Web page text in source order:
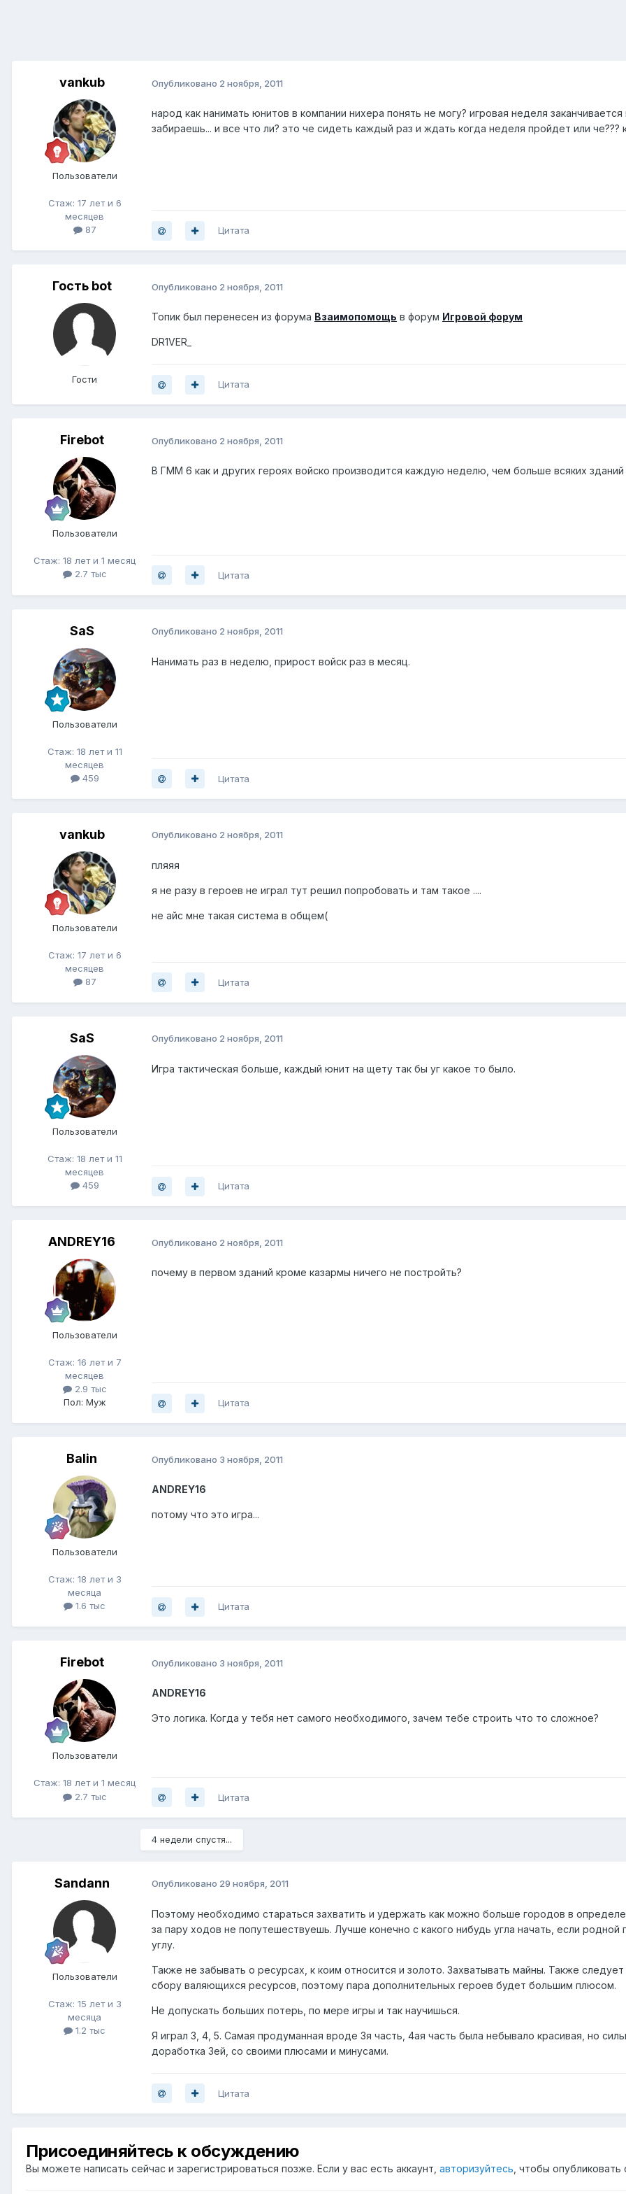
vankub
Пользователи
Стаж: 17 лет и 6
месяцев
87
Опубликовано 2 ноября, 2011
народ как нанимать юнитов в компании нихера понять не могу? игровая неделя
забираешь... и все что ли? это че сидеть каждый раз и ждать когда неделя пройдет или
Цитата
Гость bot
Гости
Опубликовано 2 ноября, 2011
Топик был перенесен из форума Взаимопомощь в форум Игровой форум
DR1VER_
Цитата
Firebot
Пользователи
Стаж: 18 лет и 1 месяц
2.7 тыс
Опубликовано 2 ноября, 2011
В ГММ 6 как и других героях войско производится каждую неделю, чем больше всяких
Цитата
SaS
Пользователи
Стаж: 18 лет и 11
месяцев
459
Опубликовано 2 ноября, 2011
Нанимать раз в неделю, прирост войск раз в месяц.
Цитата
vankub
Пользователи
Стаж: 17 лет и 6
месяцев
87
Опубликовано 2 ноября, 2011
пляяя
я не разу в героев не играл тут решил попробовать и там такое ....
не айс мне такая система в общем(
Цитата
SaS
Пользователи
Стаж: 18 лет и 11
месяцев
459
Опубликовано 2 ноября, 2011
Игра тактическая больше, каждый юнит на щету так бы уг какое то было.
Цитата
ANDREY16
Пользователи
Стаж: 16 лет и 7
месяцев
2.9 тыс
Пол: Муж
Опубликовано 2 ноября, 2011
почему в первом зданий кроме казармы ничего не постройть?
Цитата
Balin
Пользователи
Стаж: 18 лет и 3
месяца
1.6 тыс
Опубликовано 3 ноября, 2011
ANDREY16
потому что это игра...
Цитата
Firebot
Пользователи
Стаж: 18 лет и 1 месяц
2.7 тыс
Опубликовано 3 ноября, 2011
ANDREY16
Это логика. Когда у тебя нет самого необходимого, зачем тебе строить что то сложное?
Цитата
4 недели спустя...
Sandann
Пользователи
Стаж: 15 лет и 3
месяца
1.2 тыс
Опубликовано 29 ноября, 2011
Поэтому необходимо стараться захватить и удержать как можно больше городов в
за пару ходов не попутешествуешь. Лучше конечно с какого нибудь угла начать, если
углу.
Также не забывать о ресурсах, к коим относится и золото. Захватывать майны. Также
сбору валяющихся ресурсов, поэтому пара дополнительных героев будет большим плюсом.
Не допускать больших потерь, по мере игры и так научишься.
Я играл 3, 4, 5. Самая продуманная вроде 3я часть, 4ая часть была небывало красивая, но
доработка 3ей, со своими плюсами и минусами.
Цитата
Присоединяйтесь к обсуждению
Вы можете написать сейчас и зарегистрироваться позже. Если у вас есть аккаунт, авторизуйтесь , чтобы